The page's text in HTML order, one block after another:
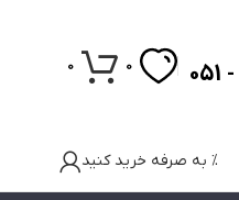
0
0
% به صرفه خرید کنید